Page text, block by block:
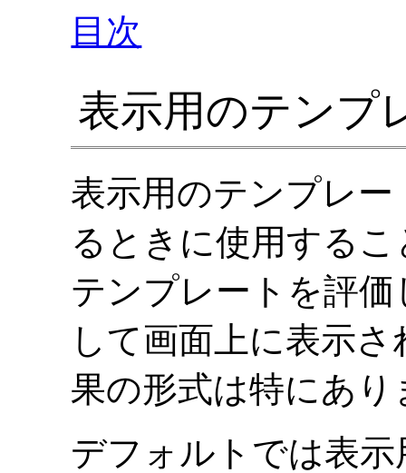
目次
表示用のテンプ
表示用のテンプレ
るときに使用する
テンプレートを評
して画面上に表示
果の形式は特にあり
デフォルトでは表